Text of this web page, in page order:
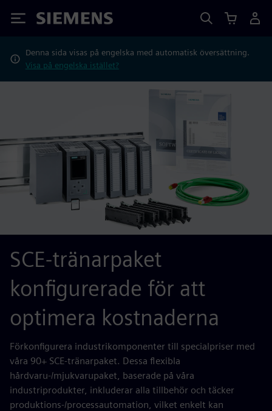
Siemens
Denna sida visas på engelska med automatisk översättning.
Visa på engelska istället?
SCE-tränarpaket
konfigurerade för att
optimera kostnaderna
Förkonfigurera industrikomponenter till specialpriser med
våra 90+ SCE-tränarpaket. Dessa flexibla
hårdvaru-/mjukvarupaket, baserade på våra
industriprodukter, inkluderar alla tillbehör och täcker
produktions-/processautomation, vilket enkelt kan